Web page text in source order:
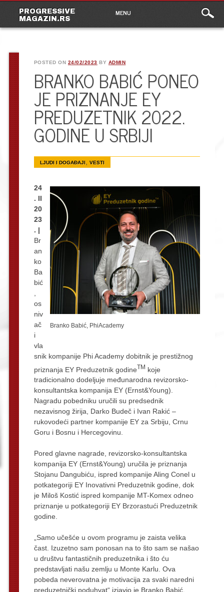
PROGRESSIVE
MAGAZIN.RS
Main
menu
content
MENU
POSTED ON 24/02/2023 BY ADMIN
BRANKO BABIĆ PONEO
JE PRIZNANJE EY
PREDUZETNIK 2022.
GODINE U SRBIJI
LJUDI I DOGAĐAJI, VESTI
Branko Babić, PhiAcademy
24
. II
20
23
. |
Br
an
ko
Ba
bić
os
niv
ač
i
vla
snik kompanije Phi Academy dobitnik je prestižnog
priznanja EY Preduzetnik godineTM koje
tradicionalno dodeljuje međunarodna revizorsko-
konsultantska kompanija EY (Ernst&Young).
Nagradu pobedniku uručili su predsednik
nezavisnog žirija, Darko Budeč i Ivan Rakić –
rukovodeći partner kompanije EY za Srbiju, Crnu
Goru i Bosnu i Hercegovinu.
Pored glavne nagrade, revizorsko-konsultantska
kompanija EY (Ernst&Young) uručila je priznanja
Stojanu Dangubiću, ispred kompanije Aling Conel u
potkategoriji EY Inovativni Preduzetnik godine, dok
je Miloš Kostić ispred kompanije MT-Komex odneo
priznanje u potkategoriji EY Brzorastući Preduzetnik
godine.
„Samo učešće u ovom programu je zaista velika
čast. Izuzetno sam ponosan na to što sam se našao
u društvu fantastičnih preduzetnika i što ću
predstavljati našu zemlju u Monte Karlu. Ova
pobeda neverovatna je motivacija za svaki naredni
preduzetnički poduhvat“ izjavio je Branko Babić,